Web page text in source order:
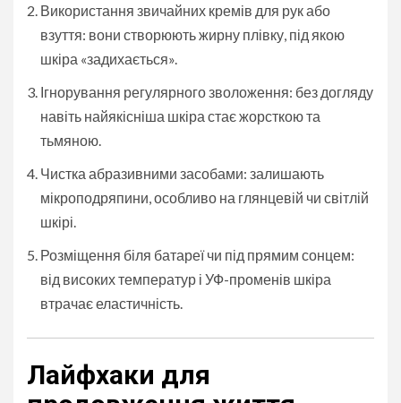
Використання звичайних кремів для рук або
взуття: вони створюють жирну плівку, під якою
шкіра «задихається».
Ігнорування регулярного зволоження: без догляду
навіть найякісніша шкіра стає жорсткою та
тьмяною.
Чистка абразивними засобами: залишають
мікроподряпини, особливо на глянцевій чи світлій
шкірі.
Розміщення біля батареї чи під прямим сонцем:
від високих температур і УФ-променів шкіра
втрачає еластичність.
Лайфхаки для